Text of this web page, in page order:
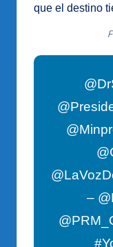
que el destino
–